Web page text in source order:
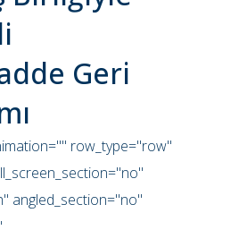
Geri
row_type="row"
angled_section="no"